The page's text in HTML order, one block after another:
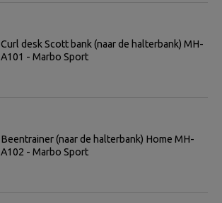
Curl desk Scott bank (naar de halterbank) MH-
A101 - Marbo Sport
Beentrainer (naar de halterbank) Home MH-
A102 - Marbo Sport